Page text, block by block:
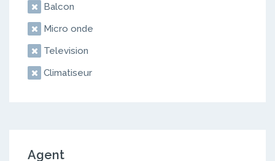
Balcon
Micro onde
Television
Climatiseur
Agent